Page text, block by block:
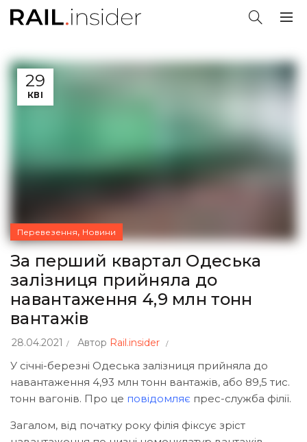
29
КВІ
Перевезення, Новини
За перший квартал Одеська
залізниця прийняла до
навантаження 4,9 млн тонн
вантажів
28.04.2021 Автор Rail.insider
У січні-березні Одеська залізниця прийняла до
навантаження 4,93 млн тонн вантажів, або 89,5 тис.
тонн вагонів. Про це повідомляє прес-служба філії.
Загалом, від початку року філія фіксує зріст